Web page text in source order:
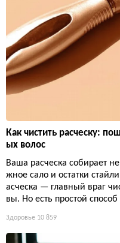
Как чистить расческу:
ых волос
Ваша расческа собирает
жное сало и остатки
асческа — главный враг
вы. Но есть простой способ
Здоровье 10 859